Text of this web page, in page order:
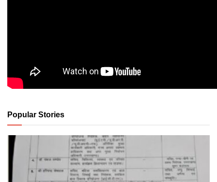
Popular Stories